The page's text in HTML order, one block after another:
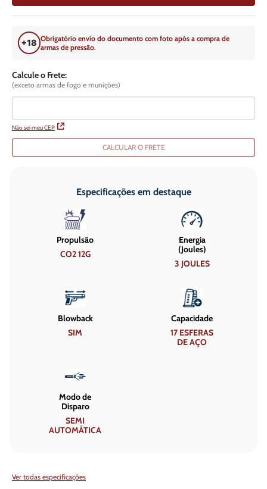
Obrigatório envio do documento com foto após a compra de
armas de pressão.
Calcule o Frete:
(exceto armas de fogo e munições)
Não sei meu CEP
CALCULAR O FRETE
Especificações em destaque
Propulsão
CO2 12G
Energia
(Joules)
3 JOULES
Blowback
SIM
Capacidade
17 ESFERAS
DE AÇO
Modo de
Disparo
SEMI
AUTOMÁTICA
Ver todas especificações